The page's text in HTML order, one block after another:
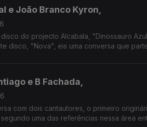
e João Branco Kyron,
disco do projecto Alcabala, "Dinossauro
disco, "Nova", eis uma conversa que
e B Fachada,
com dois cantautores, o primeiro
uma das referências nessa área